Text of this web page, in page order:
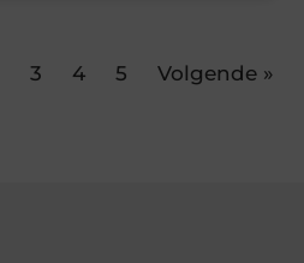
3 4 5 Volgende »